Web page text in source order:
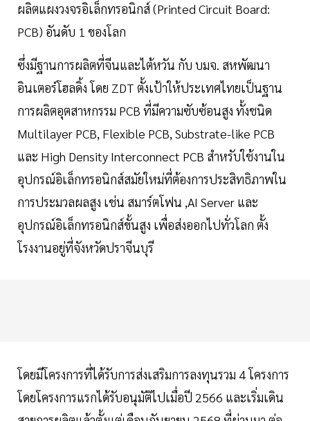
ผลิตแผงวงจรอิเล็กทรอนิกส์ (Printed Circuit Board:
PCB) อันดับ 1 ของโลก
ซึ่งมีฐานการผลิตที่จีนและไต้หวัน กับ บมจ. สหพัฒนา
อินเตอร์โฮลดิ้ง โดย ZDT ตั้งเป้าให้ประเทศไทยเป็นฐาน
การผลิตอุตสาหกรรม PCB ที่มีความซับซ้อนสูง ทั้งชนิด
Multilayer PCB, Flexible PCB, Substrate-like PCB
และ High Density Interconnect PCB สำหรับใช้งานใน
อุปกรณ์อิเล็กทรอนิกส์สมัยใหม่ที่ต้องการประสิทธิภาพใน
การประมวลผลสูง เช่น สมาร์ตโฟน ,AI Server และ
อุปกรณ์อิเล็กทรอนิกส์ขั้นสูง เพื่อส่งออกไปทั่วโลก ตั้ง
โรงงานอยู่ที่จังหวัดปราจีนบุรี
โดยมีโครงการที่ได้รับการส่งเสริมการลงทุนรวม 4 โครงการ
โดยโครงการแรกได้รับอนุมัติไปเมื่อปี 2566 และเริ่มเดิน